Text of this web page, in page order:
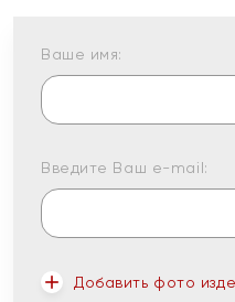
Ваше имя:
Введите Ваш e-mail:
Добавить фото